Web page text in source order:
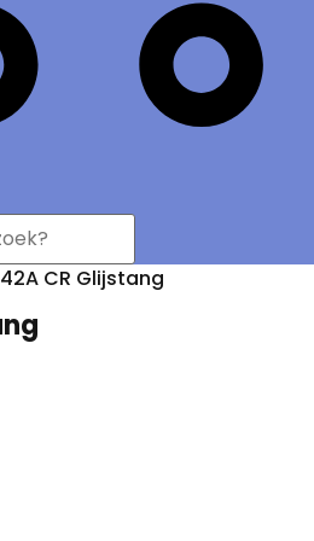
CR Glijstang